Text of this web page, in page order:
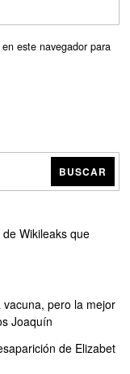
este navegador para
BUSCAR
Wikileaks que
pero la mejor
Joaquín
de Elizabet